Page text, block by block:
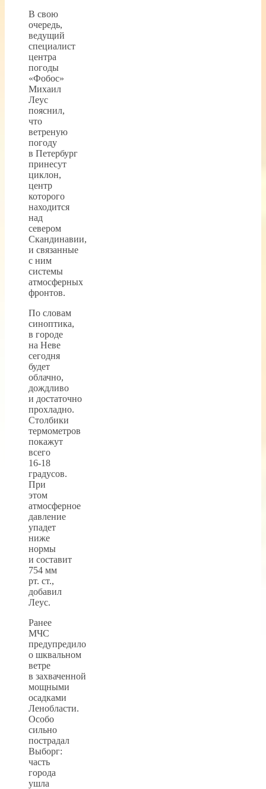
В свою
очередь,
ведущий
специалист
центра
погоды
«Фобос»
Михаил
Леус
пояснил,
что
ветреную
погоду
в Петербург
принесут
циклон,
центр
которого
находится
над
севером
Скандинавии,
и связанные
с ним
системы
атмосферных
фронтов.
По словам
синоптика,
в городе
на Неве
сегодня
будет
облачно,
дождливо
и достаточно
прохладно.
Столбики
термометров
покажут
всего
16-18
градусов.
При
этом
атмосферное
давление
упадет
ниже
нормы
и составит
754 мм
рт. ст.,
добавил
Леус.
Ранее
МЧС
предупредило
о шквальном
ветре
в захваченной
мощными
осадками
Ленобласти.
Особо
сильно
пострадал
Выборг:
часть
города
ушла